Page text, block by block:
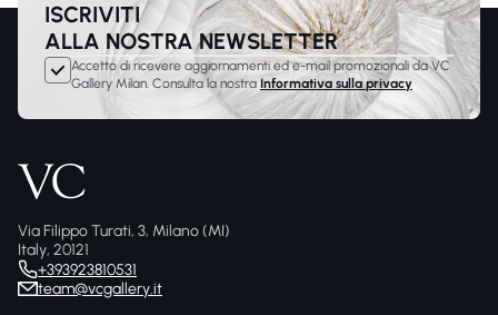
ISCRIVITI
ALLA NOSTRA NEWSLETTER
Accetto di ricevere aggiornamenti ed e-mail promozionali da VC
Gallery Milan. Consulta la nostra Informativa sulla privacy
Via Filippo Turati, 3, Milano (MI)
Italy, 20121
+393923810531
team@vcgallery.it